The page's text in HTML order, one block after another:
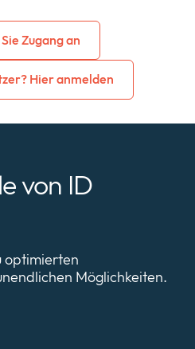
Zugang an
Hier anmelden
von ID
optimierten
Möglichkeiten.